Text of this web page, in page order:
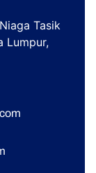
Tasik
Lumpur,